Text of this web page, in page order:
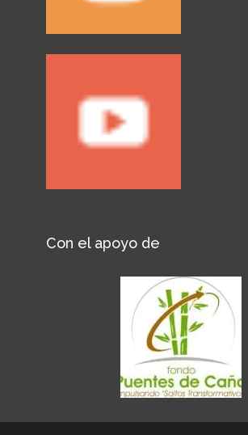
Con el apoyo de